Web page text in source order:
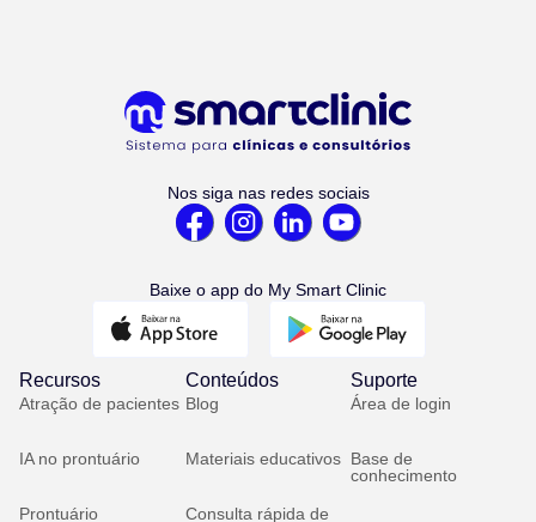
Nos siga nas redes sociais
Baixe o app do My Smart Clinic
Recursos
Atração de pacientes
IA no prontuário
Prontuário
Conteúdos
Blog
Materiais educativos
Consulta rápida de
Suporte
Área de login
Base de
conhecimento